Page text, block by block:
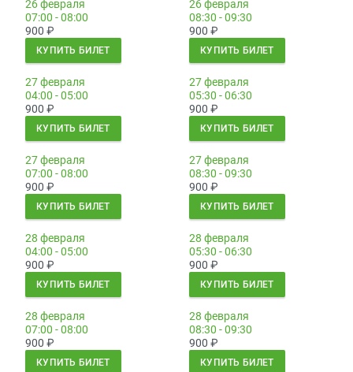
26 февраля
07:00 - 08:00
900 ₽
КУПИТЬ БИЛЕТ
26 февраля
08:30 - 09:30
900 ₽
КУПИТЬ БИЛЕТ
27 февраля
04:00 - 05:00
900 ₽
КУПИТЬ БИЛЕТ
27 февраля
05:30 - 06:30
900 ₽
КУПИТЬ БИЛЕТ
27 февраля
07:00 - 08:00
900 ₽
КУПИТЬ БИЛЕТ
27 февраля
08:30 - 09:30
900 ₽
КУПИТЬ БИЛЕТ
28 февраля
04:00 - 05:00
900 ₽
КУПИТЬ БИЛЕТ
28 февраля
05:30 - 06:30
900 ₽
КУПИТЬ БИЛЕТ
28 февраля
07:00 - 08:00
900 ₽
КУПИТЬ БИЛЕТ
28 февраля
08:30 - 09:30
900 ₽
КУПИТЬ БИЛЕТ